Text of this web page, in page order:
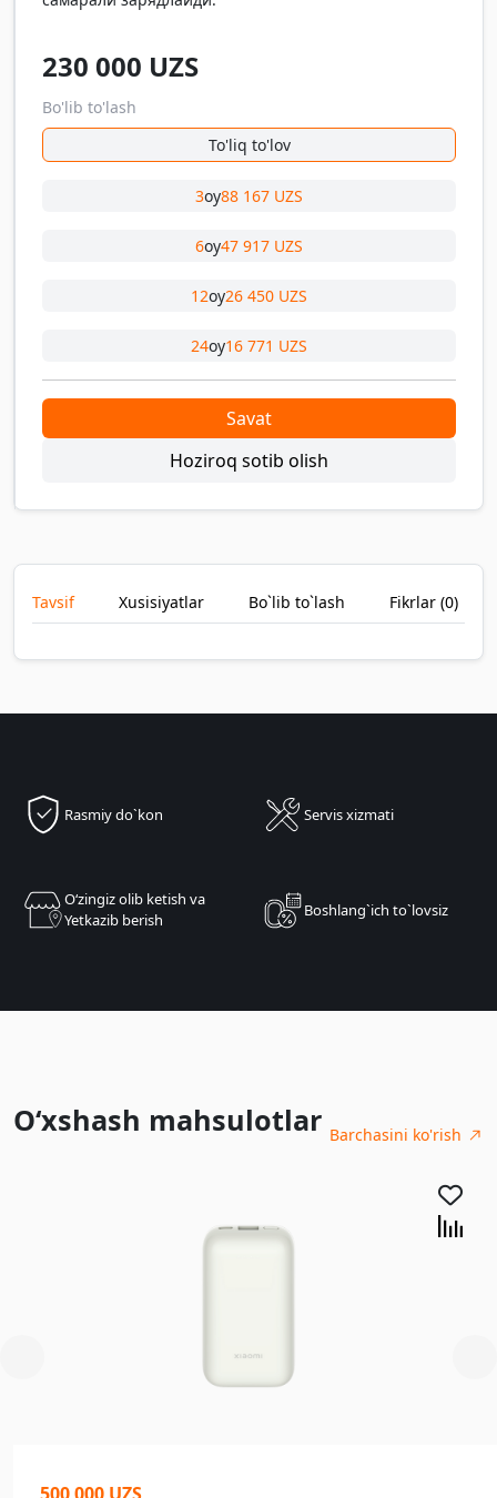
230 000 UZS
Bo'lib to'lash
To'liq to'lov
3oy88 167 UZS
6oy47 917 UZS
12oy26 450 UZS
24oy16 771 UZS
Savat
Hoziroq sotib olish
Tavsif Xusisiyatlar Bo`lib to`lash Fikrlar (0)
Rasmiy do`kon Servis xizmati
Oʻzingiz olib ketish va
Yetkazib berish
Boshlang`ich to`lovsiz
O‘xshash mahsulotlar Barchasini ko'rish